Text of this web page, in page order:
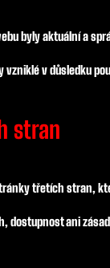
byly aktuální a
vzniklé v důsledku
stran
třetích stran,
dostupnost ani